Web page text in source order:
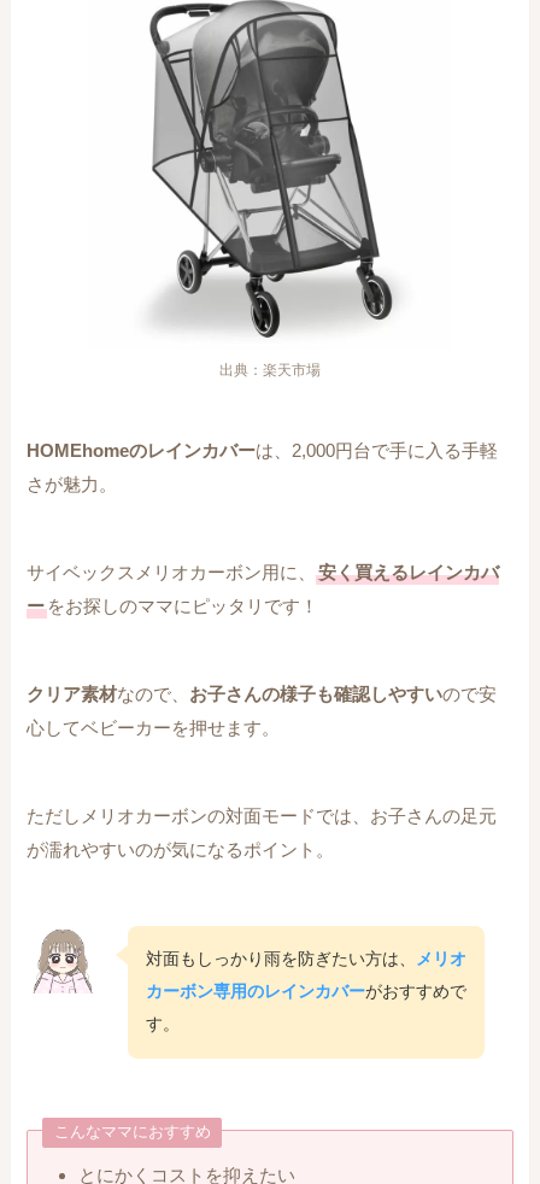
出典：楽天市場
HOMEhomeのレインカバーは、2,000円台で手に入る手軽
さが魅力。
サイベックスメリオカーボン用に、安く買えるレインカバ
ー をお探しのママにピッタリです！
クリア素材なので、 お子さんの様子も確認しやすいので安
心してベビーカーを押せます。
ただしメリオカーボンの対面モードでは、お子さんの足元
が濡れやすいのが気になるポイント。
対面もしっかり雨を防ぎたい方は、 メリオ
カーボン専用のレインカバーがおすすめで
す。
こんなママにおすすめ
とにかくコストを抑えたい